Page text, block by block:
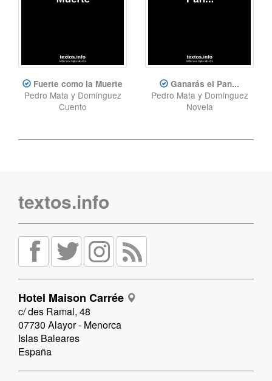
Fuerte como la Muerte
Pedro Mata y Domínguez
Cuento
Ganarás el Pan...
Pedro Mata y Domínguez
Novela
textos.info
Hotel Maison Carrée
c/ des Ramal, 48
07730 Alayor - Menorca
Islas Baleares
España